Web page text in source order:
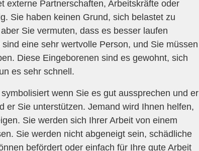
externe Partnerschaften, Arbeitskräfte oder
Sie haben keinen Grund, sich belastet zu
Sie vermuten, dass es besser laufen
eine sehr wertvolle Person, und Sie müssen
Diese Eingeborenen sind es gewohnt, sich
es sehr schnell.
wenn Sie es gut aussprechen und er
er Sie unterstützen. Jemand wird Ihnen helfen,
Sie werden sich Ihrer Arbeit von einem
Sie werden nicht abgeneigt sein, schädliche
befördert oder einfach für Ihre gute Arbeit